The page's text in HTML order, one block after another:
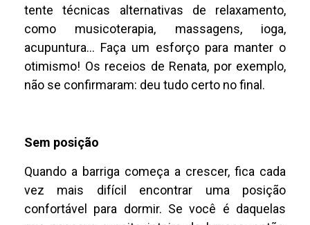
tente técnicas alternativas de relaxamento,
como musicoterapia, massagens, ioga,
acupuntura… Faça um esforço para manter o
otimismo! Os receios de Renata, por exemplo,
não se confirmaram: deu tudo certo no final.
Sem posição
Quando a barriga começa a crescer, fica cada
vez mais difícil encontrar uma posição
confortável para dormir. Se você é daquelas